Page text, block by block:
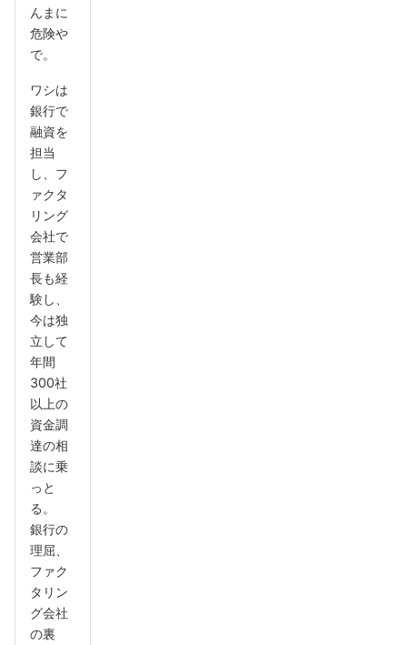
んまに
危険や
で。
ワシは
銀行で
融資を
担当
し、フ
ァクタ
リング
会社で
営業部
長も経
験し、
今は独
立して
年間
300社
以上の
資金調
達の相
談に乗
っと
る。
銀行の
理屈、
ファク
タリン
グ会社
の裏